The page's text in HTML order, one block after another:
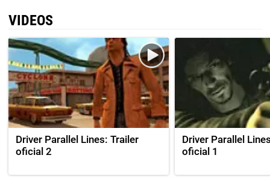
VIDEOS
Driver Parallel Lines: Trailer
oficial 2
Driver Parallel
oficial 1